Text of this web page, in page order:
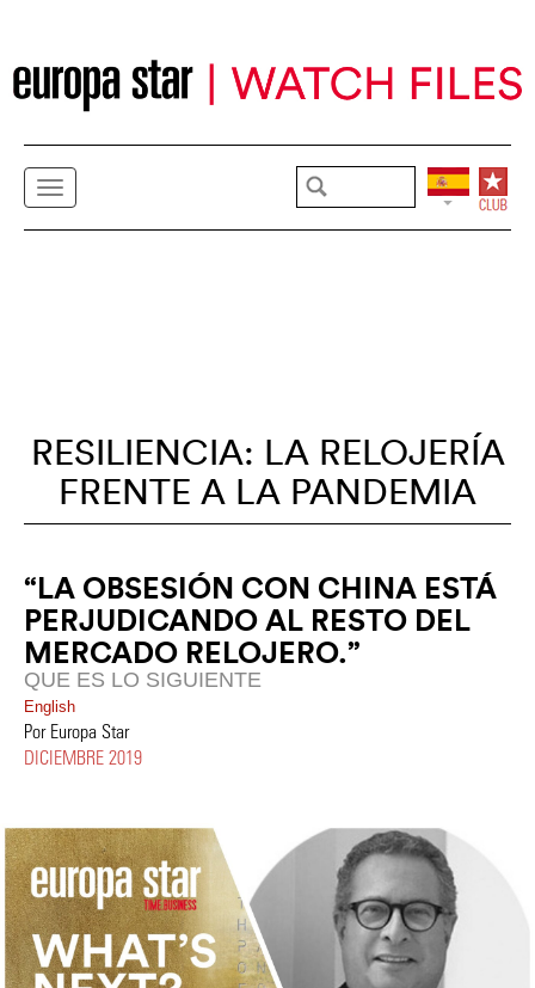
RESILIENCIA: LA RELOJERÍA
FRENTE A LA PANDEMIA
“LA OBSESIÓN CON CHINA ESTÁ
PERJUDICANDO AL RESTO DEL
MERCADO RELOJERO.”
QUE ES LO SIGUIENTE
English
Por Europa Star
DICIEMBRE 2019